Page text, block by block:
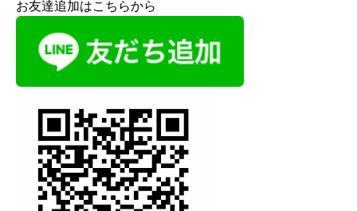
お友達追加はこちらから